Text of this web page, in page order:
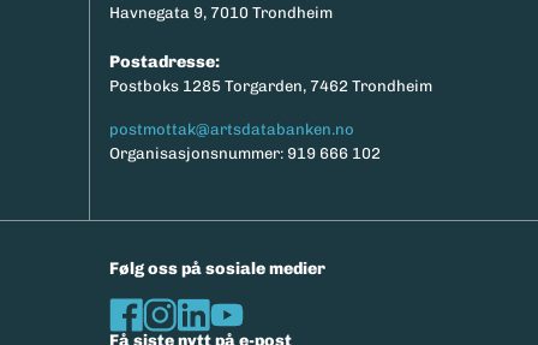
Havnegata 9, 7010 Trondheim
Postadresse:
Postboks 1285 Torgarden, 7462 Trondheim
postmottak@artsdatabanken.no
Organisasjonsnummer: 919 666 102
Følg oss på sosiale medier
Få siste nytt på e-post